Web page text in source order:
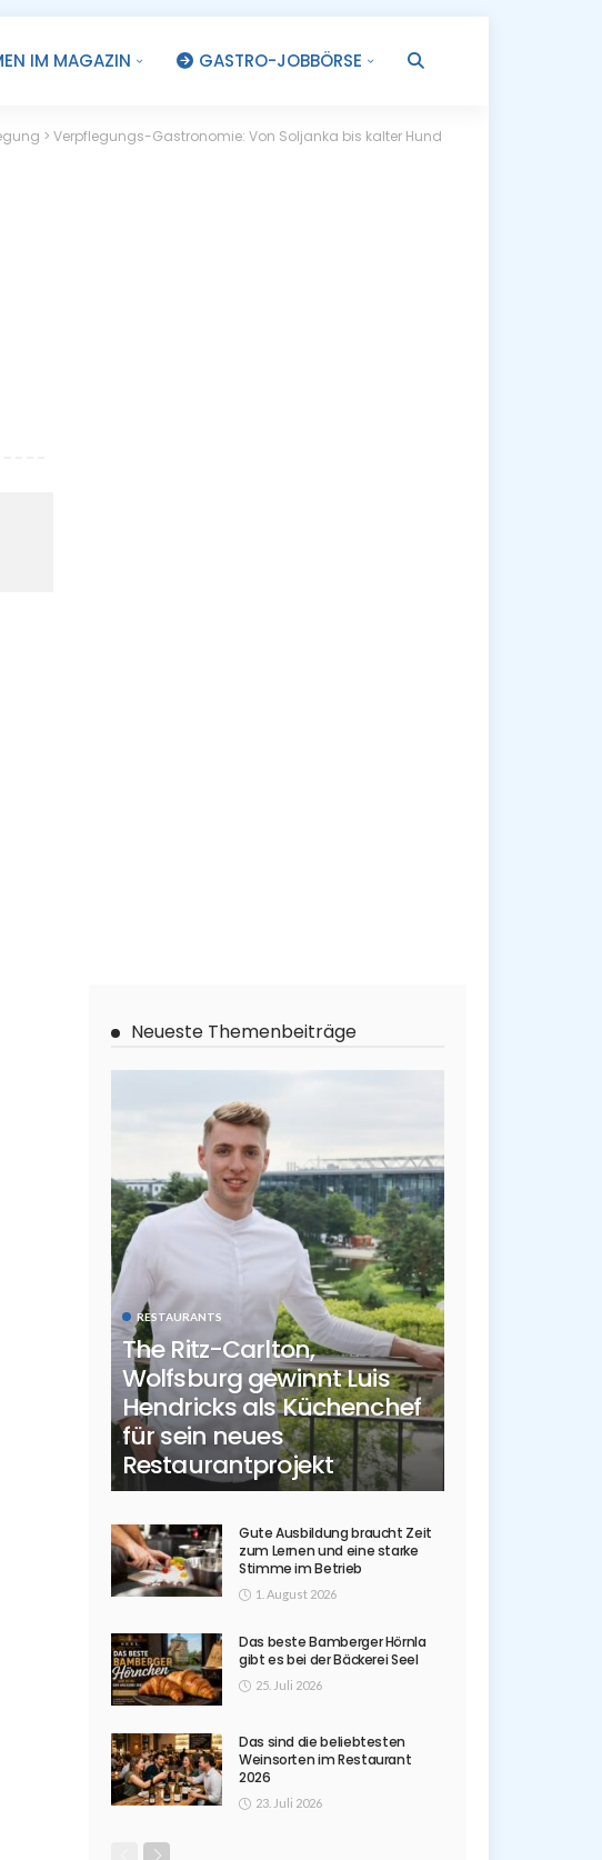
IM MAGAZIN GASTRO-JOBBÖRSE
> Verpflegungs-Gastronomie: Von Soljanka bis kalter Hund
Neueste Themenbeiträge
RESTAURANTS
The Ritz-Carlton,
Wolfsburg gewinnt Luis
Hendricks als Küchenchef
für sein neues
Restaurantprojekt
Gute Ausbildung braucht Zeit
zum Lernen und eine starke
Stimme im Betrieb
1. August 2026
Das beste Bamberger Hörnla
gibt es bei der Bäckerei Seel
25. Juli 2026
Das sind die beliebtesten
Weinsorten im Restaurant
2026
23. Juli 2026